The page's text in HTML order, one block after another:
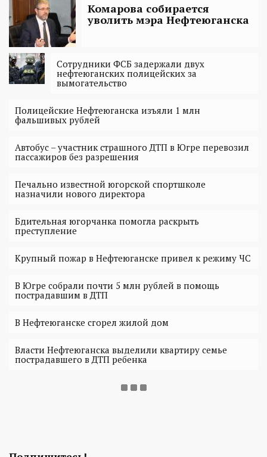
Комарова собирается
уволить мэра Нефтеюганска
Сотрудники ФСБ задержали двух
нефтеюганских полицейских за
вымогательство
Полицейские Нефтеюганска изъяли 1 млн
фальшивых рублей
Автобус – участник страшного ДТП в Югре перевозил
пассажиров без разрешения
Печально известной югорской спортшколе
назначили нового директора
Бдительная югорчанка помогла раскрыть
преступление
Крупный пожар в Нефтеюганске привел к режиму ЧС
В Югре собрали почти 5 млн рублей в помощь
пострадавшим в ДТП
В Нефтеюганске сгорел жилой дом
Власти Нефтеюганска выделили квартиру семье
пострадавшего в ДТП ребенка